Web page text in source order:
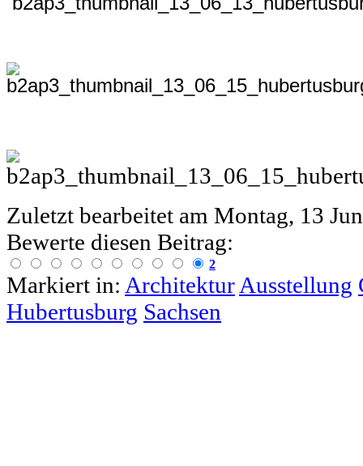
Zuletzt bearbeitet am Montag, 13
Bewerte diesen Beitrag:
2
Markiert in: Architektur Ausstellung
Hubertusburg Sachsen